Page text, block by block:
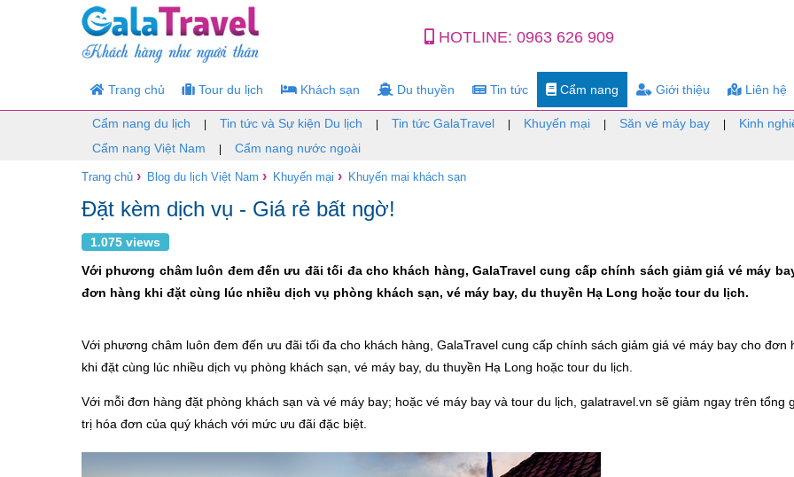
HOTLINE: 0963 626 909
Trang chủ Tour du lịch Khách sạn Du thuyền Tin tức Cẩm nang Giới thiệu Liên hệ
Cẩm nang du lịch Tin tức và Sự kiện Du lịch Tin tức GalaTravel Khuyến mại Săn vé máy bay
Kinh
Cẩm nang Việt Nam
Cẩm nang nước ngoài
Trang chủ › Blog du lịch Việt Nam › Khuyến mại › Khuyến mại khách sạn
Đặt kèm dịch vụ - Giá rẻ bất ngờ!
1.075 views
Với phương châm luôn đem đến ưu đãi tối đa cho khách hàng, GalaTravel cung cấp chính sách giảm giá vé máy
đơn hàng khi đặt cùng lúc nhiều dịch vụ phòng khách sạn, vé máy bay, du thuyền Hạ Long hoặc tour du lịch.
Với phương châm luôn đem đến ưu đãi tối đa cho khách hàng, GalaTravel cung cấp chính sách giảm giá vé máy bay cho đơn
khi đặt cùng lúc nhiều dịch vụ phòng khách sạn, vé máy bay, du thuyền Hạ Long hoặc tour du lịch.
Với mỗi đơn hàng đặt phòng khách sạn và vé máy bay; hoặc vé máy bay và tour du lịch, galatravel.vn sẽ giảm ngay trên tổng
trị hóa đơn của quý khách với mức ưu đãi đặc biệt.